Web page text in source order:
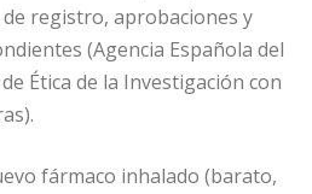
registro, aprobaciones y
(Agencia Española del
Ética de la Investigación con
fármaco inhalado (barato,